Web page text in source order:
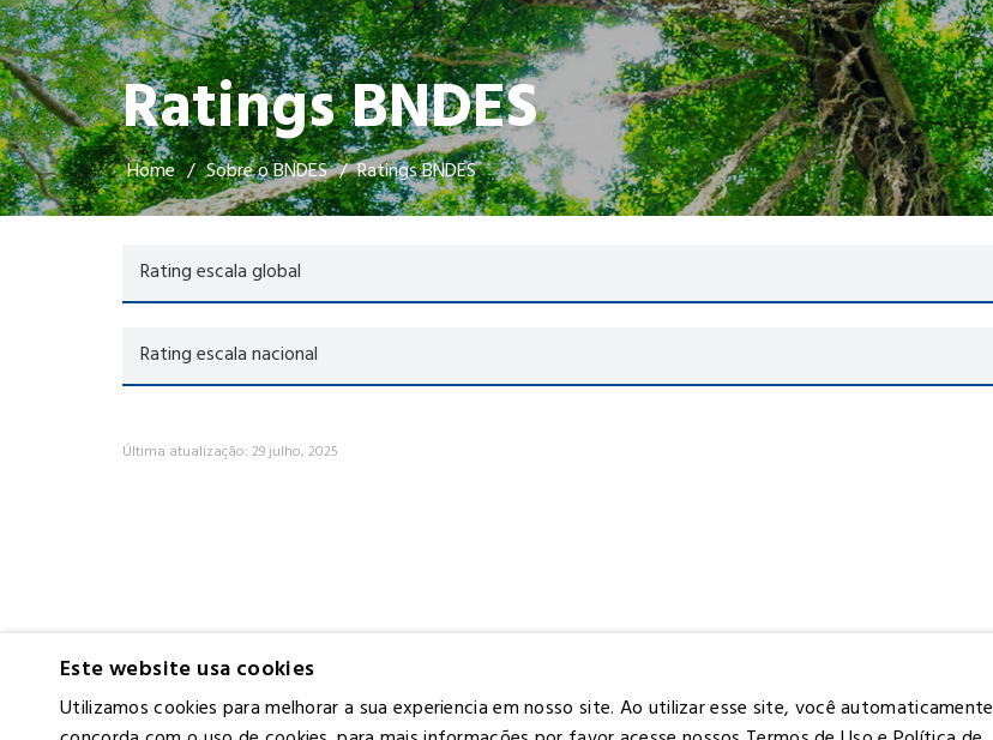
Ratings BNDES
Home / Sobre o BNDES / Ratings BNDES
Rating escala global
Rating escala nacional
Última atualização: 29 julho, 2025
Este website usa cookies
Utilizamos cookies para melhorar a sua experiencia em nosso site. Ao utilizar esse site, você automaticamente